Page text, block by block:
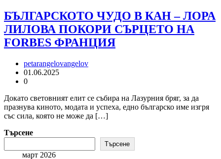
БЪЛГАРСКОТО ЧУДО В КАН – ЛОРА
ЛИЛОВА ПОКОРИ СЪРЦЕТО НА
FORBES ФРАНЦИЯ
petarangelovangelov
01.06.2025
0
Докато световният елит се събира на Лазурния бряг, за да
празнува киното, модата и успеха, едно българско име изгря
със сила, която не може да […]
Търсене
Търсене
март 2026